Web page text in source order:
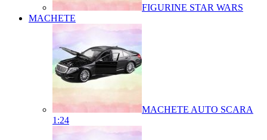
FIGURINE STAR WARS
MACHETE
MACHETE AUTO SCARA
1:24